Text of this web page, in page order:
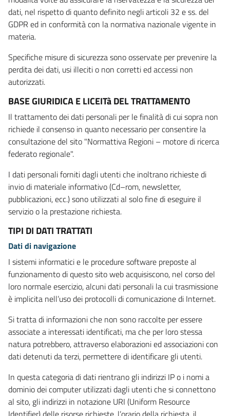
dati, nel rispetto di quanto definito negli articoli 32 e ss. del
GDPR ed in conformità con la normativa nazionale vigente in
materia.
Specifiche misure di sicurezza sono osservate per prevenire la
perdita dei dati, usi illeciti o non corretti ed accessi non
autorizzati.
BASE GIURIDICA E LICEITà DEL TRATTAMENTO
Il trattamento dei dati personali per le finalità di cui sopra non
richiede il consenso in quanto necessario per consentire la
consultazione del sito "Normattiva Regioni – motore di ricerca
federato regionale".
I dati personali forniti dagli utenti che inoltrano richieste di
invio di materiale informativo (Cd–rom, newsletter,
pubblicazioni, ecc.) sono utilizzati al solo fine di eseguire il
servizio o la prestazione richiesta.
TIPI DI DATI TRATTATI
Dati di navigazione
I sistemi informatici e le procedure software preposte al
funzionamento di questo sito web acquisiscono, nel corso del
loro normale esercizio, alcuni dati personali la cui trasmissione
è implicita nell’uso dei protocolli di comunicazione di Internet.
Si tratta di informazioni che non sono raccolte per essere
associate a interessati identificati, ma che per loro stessa
natura potrebbero, attraverso elaborazioni ed associazioni con
dati detenuti da terzi, permettere di identificare gli utenti.
In questa categoria di dati rientrano gli indirizzi IP o i nomi a
dominio dei computer utilizzati dagli utenti che si connettono
al sito, gli indirizzi in notazione URI (Uniform Resource